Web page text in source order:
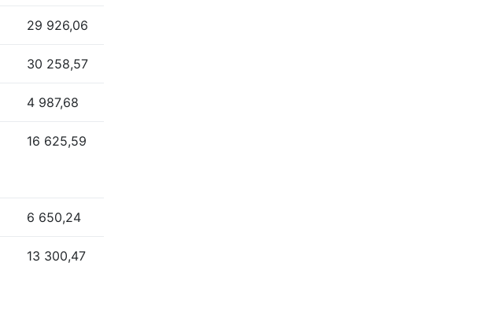
29 926,06
30 258,57
4 987,68
16 625,59
6 650,24
13 300,47